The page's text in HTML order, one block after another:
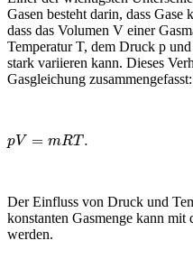
Gasen besteht darin, dass
dass das Volumen V einer
Temperatur T, dem Druck p
stark variieren kann. Dieses
Gasgleichung zusammengefasst:
pV = mRT .
pV=m RT.
Der Einfluss von Druck und
konstanten Gasmenge kann mit
werden.